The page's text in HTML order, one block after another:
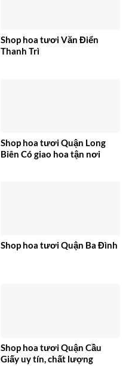
Shop hoa tươi Văn Điển
Thanh Trì
Shop hoa tươi Quận Long
Biên Có giao hoa tận nơi
Shop hoa tươi Quận Ba Đình
Shop hoa tươi Quận Cầu
Giấy uy tín, chất lượng